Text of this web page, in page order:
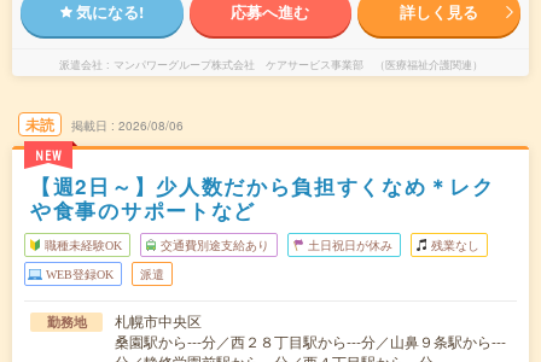
気になる! 応募へ進む 詳しく見る
派遣会社 マンパワーグループ株式会社 ケアサービス事業部 （医療福祉介護関連）
未読
NEW
掲載日 2026/08/06
【週2日～】少人数だから負担すくなめ＊レク
や食事のサポートなど
職種未経験OK 交通費別途支給あり 土日祝日が休み 残業なし
WEB登録OK 派遣
勤務地
札幌市中央区
桑園駅から---分／西２８丁目駅から---分／山鼻９条駅から---